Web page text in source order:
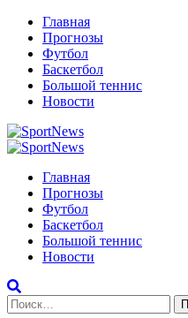
Перейти
содержимому
Главная
Прогнозы
Футбол
Баскетбол
Большой теннис
Новости
Primary
Главная
Прогнозы
Футбол
Баскетбол
Большой теннис
Новости
Найти: